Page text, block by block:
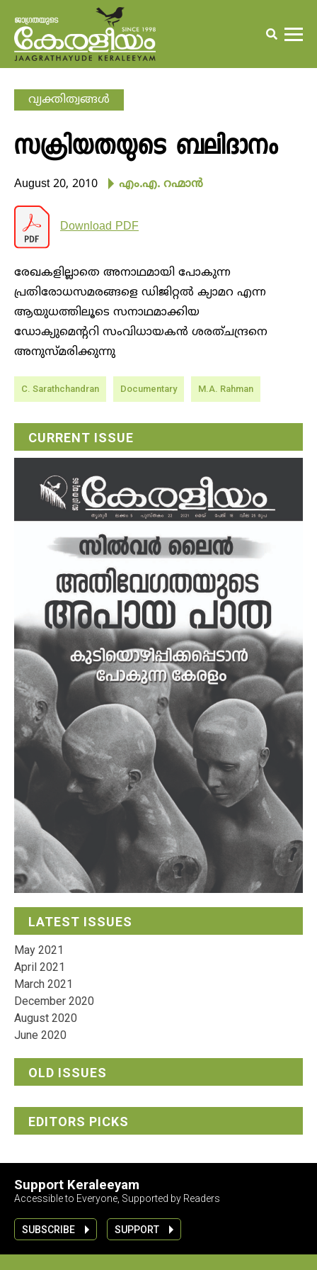
വ്യക്തിത്വങ്ങള്‍
സക്രിയതയുടെ ബലിദാനം
August 20, 2010 എം.എ. റഹ്മാന്‍
Download PDF
രേഖകളില്ലാതെ അനാഥമായി പോകുന്ന
പ്രതിരോധസമരങ്ങളെ ഡിജിറ്റല്‍ ക്യാമറ എന്ന
ആയുധത്തിലൂടെ സനാഥമാക്കിയ
ഡോക്യുമെന്ററി സംവിധായകന്‍ ശരത്ചന്ദ്രനെ
അനുസ്മരിക്കുന്നു
C. Sarathchandran Documentary M.A. Rahman
CURRENT ISSUE
LATEST ISSUES
May 2021
April 2021
March 2021
December 2020
August 2020
June 2020
OLD ISSUES
EDITORS PICKS
Support Keraleeyam
Accessible to Everyone, Supported by Readers
SUBSCRIBE SUPPORT